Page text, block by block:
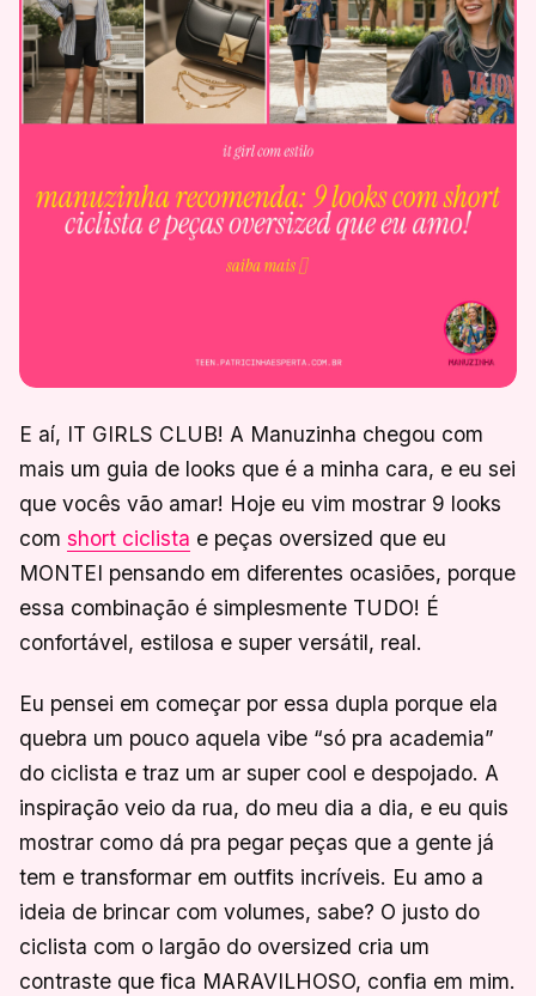
E aí, IT GIRLS CLUB! A Manuzinha chegou com
mais um guia de looks que é a minha cara, e eu sei
que vocês vão amar! Hoje eu vim mostrar 9 looks
com short ciclista e peças oversized que eu
MONTEI pensando em diferentes ocasiões, porque
essa combinação é simplesmente TUDO! É
confortável, estilosa e super versátil, real.
Eu pensei em começar por essa dupla porque ela
quebra um pouco aquela vibe “só pra academia”
do ciclista e traz um ar super cool e despojado. A
inspiração veio da rua, do meu dia a dia, e eu quis
mostrar como dá pra pegar peças que a gente já
tem e transformar em outfits incríveis. Eu amo a
ideia de brincar com volumes, sabe? O justo do
ciclista com o largão do oversized cria um
contraste que fica MARAVILHOSO, confia em mim.